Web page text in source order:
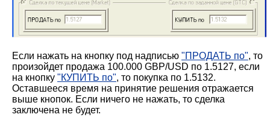
Если нажать на кнопку под надписью "ПРОДАТЬ по", то
произойдет продажа 100.000 GBP/USD по 1.5127, если
на кнопку "КУПИТЬ по", то покупка по 1.5132.
Оставшееся время на принятие решения отражается
выше кнопок. Если ничего не нажать, то сделка
заключена не будет.